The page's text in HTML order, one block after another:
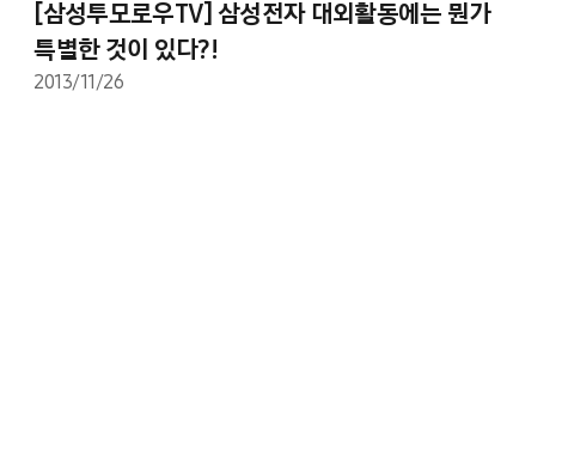
[삼성투모로우TV] 삼성전자 대외활동에는 뭔가
특별한 것이 있다?!
2013/11/26